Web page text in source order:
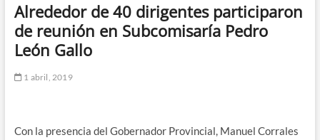
Alrededor de 40 dirigentes participaron
de reunión en Subcomisaría Pedro
León Gallo
1 abril, 2019
Con la presencia del Gobernador Provincial, Manuel Corrales